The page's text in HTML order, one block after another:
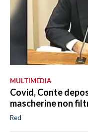
MULTIMEDIA
Covid, Conte
mascherine non
Red